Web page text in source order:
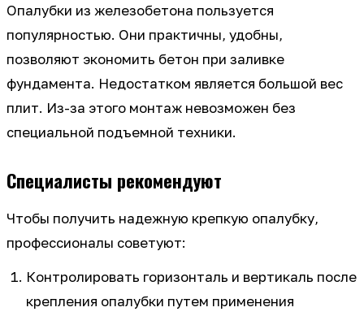
Опалубки из железобетона пользуется
популярностью. Они практичны, удобны,
позволяют экономить бетон при заливке
фундамента. Недостатком является большой вес
плит. Из-за этого монтаж невозможен без
специальной подъемной техники.
Специалисты рекомендуют
Чтобы получить надежную крепкую опалубку,
профессионалы советуют:
Контролировать горизонталь и вертикаль после
крепления опалубки путем применения